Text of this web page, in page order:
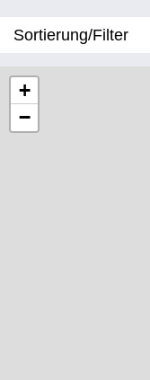
Sortierung/Filter
+
−